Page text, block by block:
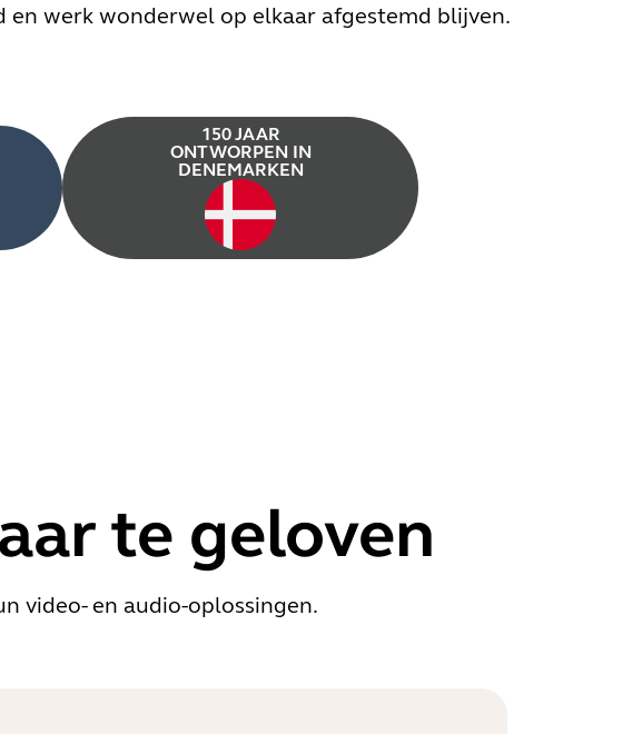
werk wonderwel op elkaar afgestemd blijven.
150 JAAR
ONTWORPEN IN
DENEMARKEN
te geloven
video- en audio-oplossingen.